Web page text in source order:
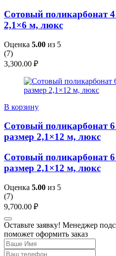
Сотовый поликарбонат
2,1×6 м, люкс
Оценка 5.00 из 5
(7)
3,300.00 ₽
В корзину
Сотовый поликарбонат
размер 2,1×12 м, люкс
Сотовый поликарбонат
размер 2,1×12 м, люкс
Оценка 5.00 из 5
(7)
9,700.00 ₽
Оставьте заявку! Менеджер
поможет оформить заказ